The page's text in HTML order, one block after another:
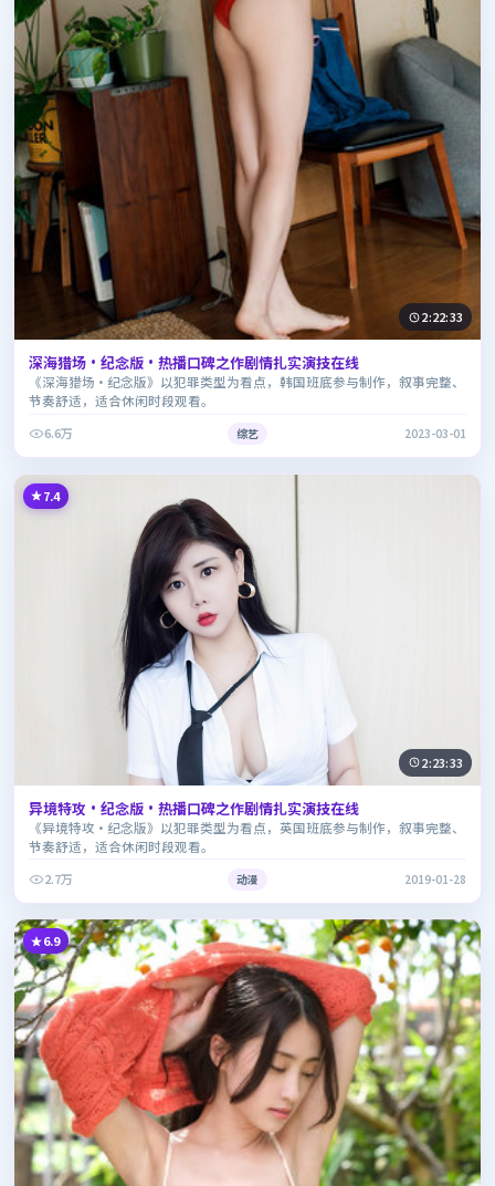
2:22:33
深海猎场·纪念版·热播口碑之作剧情扎实演技在线
《深海猎场·纪念版》以犯罪类型为看点，韩国班底参与制作，叙事完整、
节奏舒适，适合休闲时段观看。
6.6万
综艺 2023-03-01
7.4
2:23:33
异境特攻·纪念版·热播口碑之作剧情扎实演技在线
《异境特攻·纪念版》以犯罪类型为看点，英国班底参与制作，叙事完整、
节奏舒适，适合休闲时段观看。
2.7万
动漫 2019-01-28
6.9